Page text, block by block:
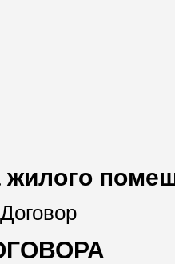
жилого